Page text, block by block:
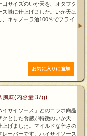
サイズのいか天を、オタフク
ス味に仕上げました。いか天は
キャノーラ油100％でフライ
風味(内容量:37g)
イサイソース」とのコラボ商品
とした食感が特徴のいか天
上げました。マイルドな辛さの
ーバーです。ハイサイソース